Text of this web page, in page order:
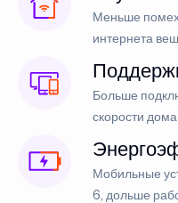
Меньше помех
интернета
Больше
скорости
Мобильные
6, дольше